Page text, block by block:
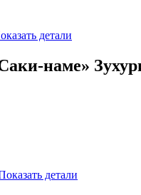
детали
наме»
детали